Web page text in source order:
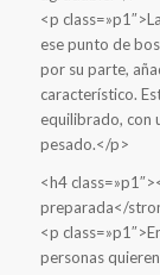
<p
ese punto de
por su parte,
característico.
equilibrado, con
pesado.</p>
<h4
preparada</
<p
personas